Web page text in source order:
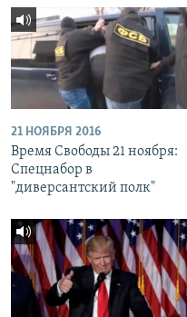
21 НОЯБРЯ 2016
Время Свободы 21 ноября:
Спецнабор в
"диверсантский полк"